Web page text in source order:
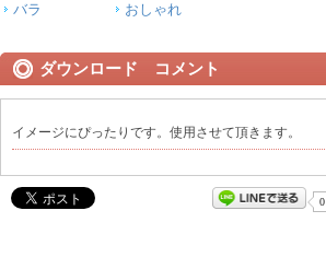
バラ
おしゃれ
ダウンロード コメント
イメージにぴったりです。使用させて頂きます。
0